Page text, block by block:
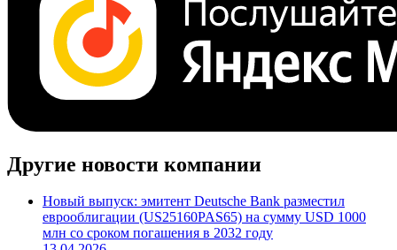
Другие новости компании
Новый выпуск: эмитент Deutsche Bank разместил
еврооблигации (US25160PAS65) на сумму USD 1000
млн со сроком погашения в 2032 году